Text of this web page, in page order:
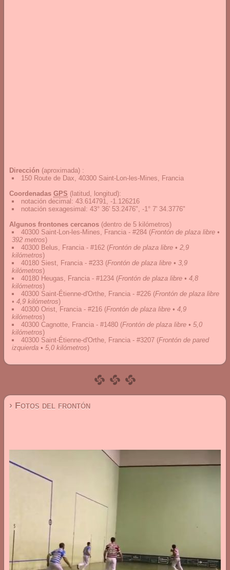
Dirección (aproximada) :
150 Route de Dax, 40300 Saint-Lon-les-Mines, Francia
Coordenadas GPS (latitud, longitud):
notación decimal : 43.614791, -1.126216
notación sexagesimal : 43° 36' 53.2476", -1° 7' 34.3776"
Algunos frontones cercanos (dentro de 5 kilómetros)
40300 Saint-Lon-les-Mines, Francia - #284 (Frontón de plaza libre •
392 metros)
40300 Belus, Francia - #162 (Frontón de plaza libre • 2,9
kilómetros)
40180 Siest, Francia - #233 (Frontón de plaza libre • 3,9
kilómetros)
40180 Heugas, Francia - #1234 (Frontón de plaza libre • 4,8
kilómetros)
40300 Saint-Étienne-d'Orthe, Francia - #226 (Frontón de plaza libre
• 4,9 kilómetros)
40300 Orist, Francia - #216 (Frontón de plaza libre • 4,9
kilómetros)
40300 Cagnotte, Francia - #1480 (Frontón de plaza libre • 5,0
kilómetros)
40300 Saint-Étienne-d'Orthe, Francia - #3207 (Frontón de pared
izquierda • 5,0 kilómetros)
› Fotos del frontón